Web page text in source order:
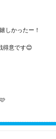
しかったー！
得意です😊